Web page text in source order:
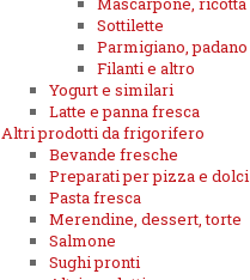
Sottilette
Parmigiano, padano
Filanti e altro
Yogurt e similari
Latte e panna fresca
Altri prodotti da frigorifero
Bevande fresche
Preparati per pizza e dolci
Pasta fresca
Merendine, dessert, torte
Salmone
Sughi pronti